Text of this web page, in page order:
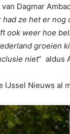
van Dagmar
had ze het er nog
ook weer hoe
groeien
niet” aldus
IJssel Nieuws al